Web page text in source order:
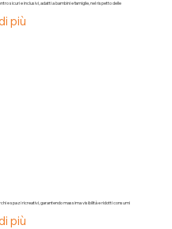
sicuri e inclusivi, adatti a bambini e famiglie, nel rispetto delle
più
e spazi ricreativi, garantendo massima visibilità e ridotti consumi
più